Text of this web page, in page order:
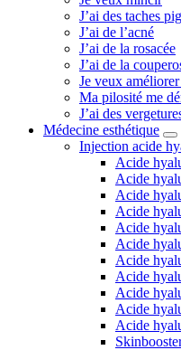
J’ai des taches
J’ai de l’acné
J’ai de la rosacée
J’ai de la
Je veux
Ma pilosité me
J’ai des
Médecine esthétique
Injection acide
Acide
Acide
Acide
Acide
Acide
Acide
Acide
Acide
Acide
Acide
Acide